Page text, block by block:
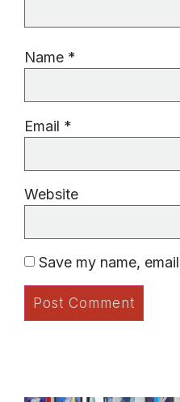
Name *
Email *
Website
Save my name,